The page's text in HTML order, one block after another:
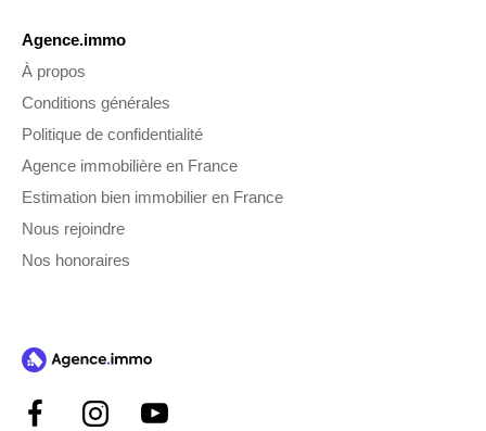
Agence.immo
À propos
Conditions générales
Politique de confidentialité
Agence immobilière en France
Estimation bien immobilier en France
Nous rejoindre
Nos honoraires